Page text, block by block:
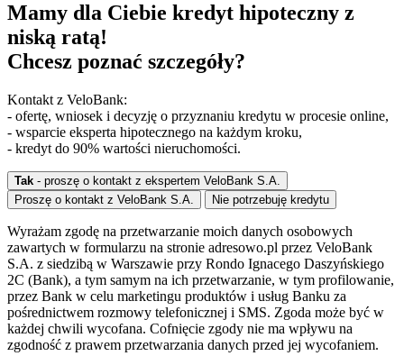
Mamy dla Ciebie kredyt hipoteczny z
niską ratą!
Chcesz poznać szczegóły?
Kontakt z VeloBank:
- ofertę, wniosek i decyzję o przyznaniu kredytu w procesie online,
- wsparcie eksperta hipotecznego na każdym kroku,
- kredyt do 90% wartości nieruchomości.
Tak - proszę o kontakt z ekspertem VeloBank S.A.
Proszę o kontakt z VeloBank S.A.
Nie potrzebuję kredytu
Wyrażam zgodę na przetwarzanie moich danych osobowych
zawartych w formularzu na stronie adresowo.pl przez VeloBank
S.A. z siedzibą w Warszawie przy Rondo Ignacego Daszyńskiego
2C (Bank), a tym samym na ich przetwarzanie, w tym profilowanie,
przez Bank w celu marketingu produktów i usług Banku za
pośrednictwem rozmowy telefonicznej i SMS. Zgoda może być w
każdej chwili wycofana. Cofnięcie zgody nie ma wpływu na
zgodność z prawem przetwarzania danych przed jej wycofaniem.